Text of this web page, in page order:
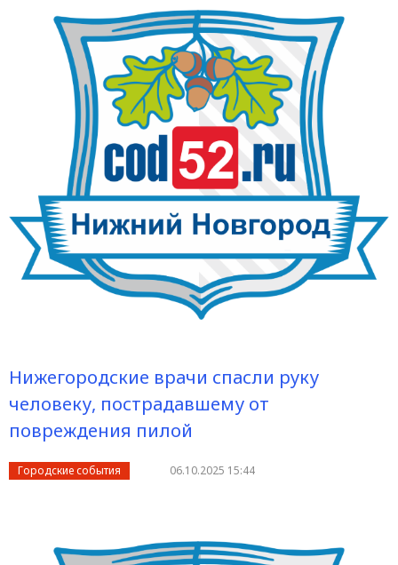
Нижегородские врачи спасли руку
человеку, пострадавшему от
повреждения пилой
Городские события 06.10.2025 15:44